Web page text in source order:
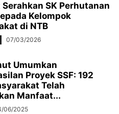
SK Perhutanan
Kelompok
di NTB
07/03/2026
Umumkan
Proyek SSF: 192
Telah
Manfaat...
06/2025